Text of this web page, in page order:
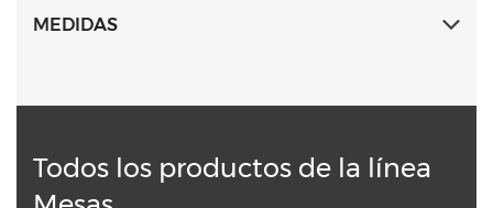
para facilitar la limpieza.
MEDIDAS
Todos los productos de la línea